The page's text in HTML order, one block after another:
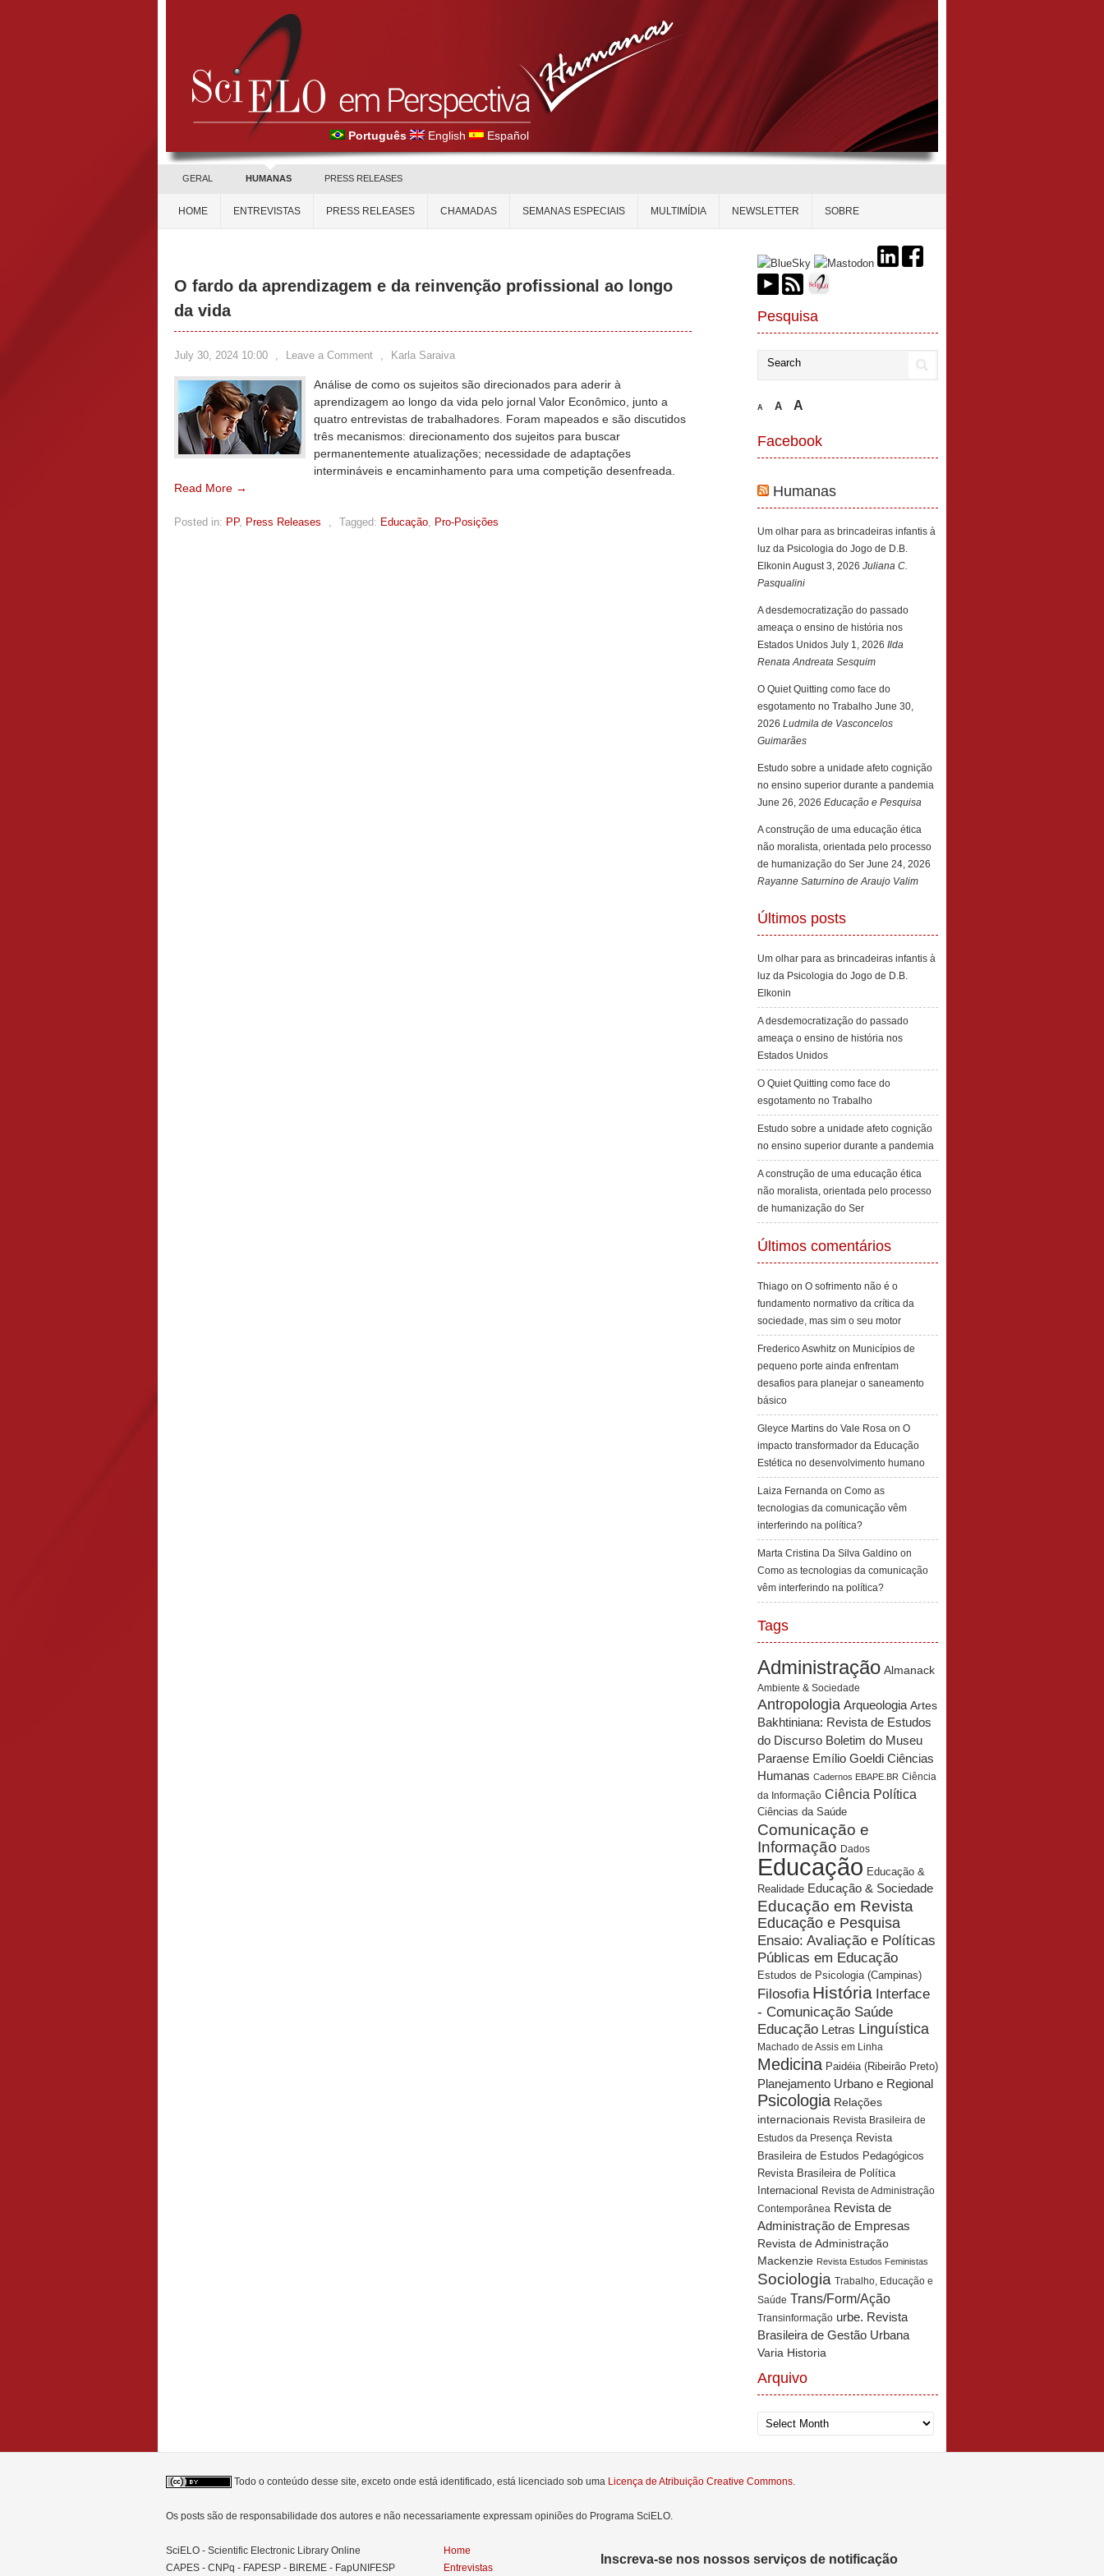
Português English Español
GERAL HUMANAS PRESS RELEASES
HOME ENTREVISTAS PRESS RELEASES CHAMADAS SEMANAS ESPECIAIS MULTIMÍDIA NEWSLETTER SOBRE
O fardo da aprendizagem e da reinvenção profissional ao longo
da vida
July 30, 2024 10:00 , Leave a Comment , Karla Saraiva
Análise de como os sujeitos são direcionados para aderir à
aprendizagem ao longo da vida pelo jornal Valor Econômico, junto a
quatro entrevistas de trabalhadores. Foram mapeados e são discutidos
três mecanismos: direcionamento dos sujeitos para buscar
permanentemente atualizações; necessidade de adaptações
intermináveis e encaminhamento para uma competição desenfreada.
Read More →
Posted in: PP, Press Releases , Tagged: Educação, Pro-Posições
Pesquisa
A A A
Facebook
Humanas
Um olhar para as brincadeiras infantis à
luz da Psicologia do Jogo de D.B.
Elkonin August 3, 2026 Juliana C.
Pasqualini
A desdemocratização do passado
ameaça o ensino de história nos
Estados Unidos July 1, 2026 Ilda
Renata Andreata Sesquim
O Quiet Quitting como face do
esgotamento no Trabalho June 30,
2026 Ludmila de Vasconcelos
Guimarães
Estudo sobre a unidade afeto cognição
no ensino superior durante a pandemia
June 26, 2026 Educação e Pesquisa
A construção de uma educação ética
não moralista, orientada pelo processo
de humanização do Ser June 24, 2026
Rayanne Saturnino de Araujo Valim
Últimos posts
Um olhar para as brincadeiras infantis à
luz da Psicologia do Jogo de D.B.
Elkonin
A desdemocratização do passado
ameaça o ensino de história nos
Estados Unidos
O Quiet Quitting como face do
esgotamento no Trabalho
Estudo sobre a unidade afeto cognição
no ensino superior durante a pandemia
A construção de uma educação ética
não moralista, orientada pelo processo
de humanização do Ser
Últimos comentários
Thiago on O sofrimento não é o
fundamento normativo da crítica da
sociedade, mas sim o seu motor
Frederico Aswhitz on Municípios de
pequeno porte ainda enfrentam
desafios para planejar o saneamento
básico
Gleyce Martins do Vale Rosa on O
impacto transformador da Educação
Estética no desenvolvimento humano
Laiza Fernanda on Como as
tecnologias da comunicação vêm
interferindo na política?
Marta Cristina Da Silva Galdino on
Como as tecnologias da comunicação
vêm interferindo na política?
Tags
Administração Almanack
Ambiente & Sociedade
Antropologia Arqueologia Artes
Bakhtiniana: Revista de Estudos
do Discurso Boletim do Museu
Paraense Emílio Goeldi Ciências
Humanas Cadernos EBAPE.BR Ciência
da Informação Ciência Política
Ciências da Saúde
Comunicação e
Informação Dados
Educação Educação &
Realidade Educação & Sociedade
Educação em Revista
Educação e Pesquisa
Ensaio: Avaliação e Políticas
Públicas em Educação
Estudos de Psicologia (Campinas)
Filosofia História Interface
- Comunicação Saúde
Educação Letras Linguística
Machado de Assis em Linha
Medicina Paidéia (Ribeirão Preto)
Planejamento Urbano e Regional
Psicologia Relações
internacionais Revista Brasileira de
Estudos da Presença Revista
Brasileira de Estudos Pedagógicos
Revista Brasileira de Política
Internacional Revista de Administração
Contemporânea Revista de
Administração de Empresas
Revista de Administração
Mackenzie Revista Estudos Feministas
Sociologia Trabalho, Educação e
Saúde Trans/Form/Ação
Transinformação urbe. Revista
Brasileira de Gestão Urbana
Varia Historia
Arquivo
Arquivo
Todo o conteúdo desse site, exceto onde está identificado, está licenciado sob uma Licença de Atribuição Creative Commons.
Os posts são de responsabilidade dos autores e não necessariamente expressam opiniões do Programa SciELO.
SciELO - Scientific Electronic Library Online
CAPES - CNPq - FAPESP - BIREME - FapUNIFESP
Home
Entrevistas
Inscreva-se nos nossos serviços de notificação